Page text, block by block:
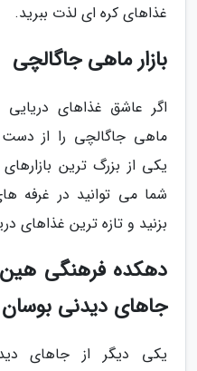
غذاهای کره ای لذت ببرید.
بازار ماهی جاگالچی
اگر عاشق غذاهای دریایی
ماهی جاگالچی را از دست
یکی از بزرگ ترین
شما می توانید در غرفه
بزنید و تازه ترین غذاهای
دهکده فرهنگی هین
جاهای دیدنی بوسان
یکی دیگر از جاهای